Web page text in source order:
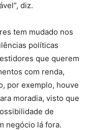
diz.
tem mudado nos
políticas
que querem
com renda,
por exemplo, houve
moradia, visto que
de
negócio lá fora.